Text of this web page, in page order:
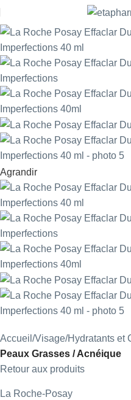
Agrandir
Accueil Visage Hydratants et
Peaux Grasses / Acnéique
Retour aux produits
La Roche-Posay